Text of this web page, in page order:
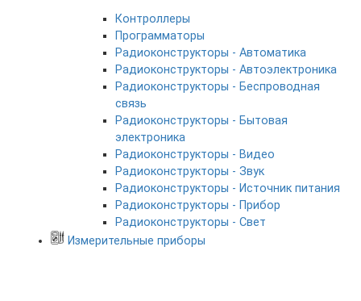
Контроллеры
Программаторы
Радиоконструкторы - Автоматика
Радиоконструкторы - Автоэлектроника
Радиоконструкторы - Беспроводная
связь
Радиоконструкторы - Бытовая
электроника
Радиоконструкторы - Видео
Радиоконструкторы - Звук
Радиоконструкторы - Источник питания
Радиоконструкторы - Прибор
Радиоконструкторы - Свет
Измерительные приборы